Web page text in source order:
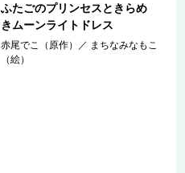
ふたごのプリンセスときらめ
きムーンライトドレス
赤尾でこ（原作） ／ まちなみなもこ
（絵）